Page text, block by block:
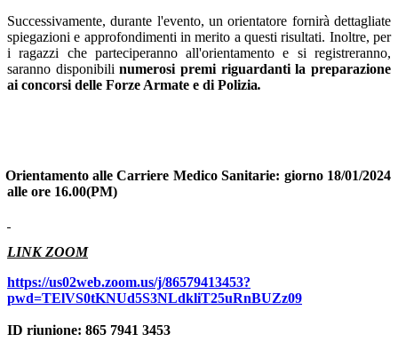
Successivamente, durante l'evento, un orientatore fornirà dettagliate
spiegazioni e approfondimenti in merito a questi risultati. Inoltre, per
i ragazzi che parteciperanno all'orientamento e si registreranno,
saranno disponibilinumerosi premi riguardanti la preparazione
ai concorsi delle Forze Armate e di Polizia.
Orientamento alle Carriere Medico Sanitarie: giorno 18/01/2024
alle ore 16.00(PM)
LINK ZOOM
https://us02web.zoom.us/j/86579413453?
pwd=TElVS0tKNUd5S3NLdkliT25uRnBUZz09
ID riunione: 865 7941 3453